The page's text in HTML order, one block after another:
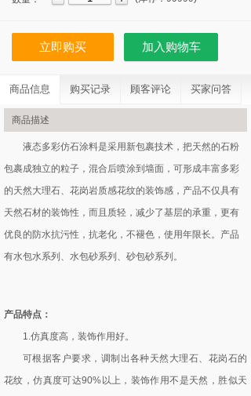
立即购买 加入购物车
商品信息 购买记录 顾客评论 买家问答
商品描述
液态多彩仿石涂料是采用新包裹技术，把天然的石粉
包裹成独立的粒子，混合后喷涂到墙面，可形成丰富多彩
的天然大理石、花岗岩质感花纹的装饰感，产品不仅具有
天然石材的装饰性，而且质轻，减少了基层的承重，更有
优良的防水抗污性，抗老化，不褪色，使用年限长。产品
有水包水系列、水包砂系列、砂包砂系列。
产品特点：
1.仿真度高，装饰作用好。
可根据客户要求，调制出各种天然大理石、花岗石的
花纹，仿真度可达90%以上，装饰作用不是天然，胜似天